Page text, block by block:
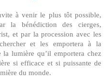
à venir le plus tôt possible,
la bénédiction des cierges,
et par la procession avec les
et les emportera à la
lumière qu’il emportera chez
si efficace et si puissante de
du monde.